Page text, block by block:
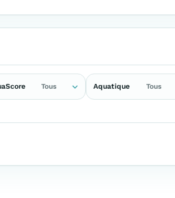
Tous Aquatique Tous